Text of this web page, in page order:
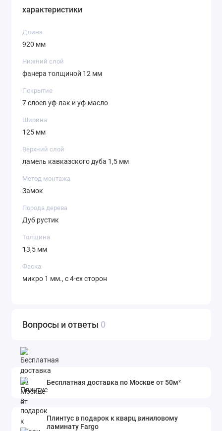
характеристики
Длина
920 мм
Нижний слой
фанера толщиной 12 мм
Покрытие
7 слоев уф-лак и уф-масло
Ширина
125 мм
Верхний слой
ламель кавказского дуба 1,5 мм
Метод монтажа
Замок
Порода дерева
Дуб рустик
Толщина
13,5 мм
Фаска
микро 1 мм., с 4-ех сторон
Вопросы и ответы 0
Бесплатная доставка по Москве от 50м²
Плинтус в подарок к кварц виниловому
ламинату Fargo